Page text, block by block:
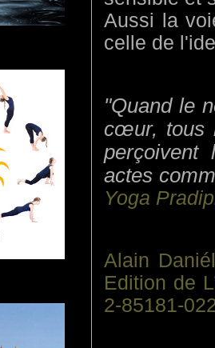
Aussi la
celle de
Quand le
cœur, tous
perçoivent
actes
Yoga
Alain
Edition de
2-85181-